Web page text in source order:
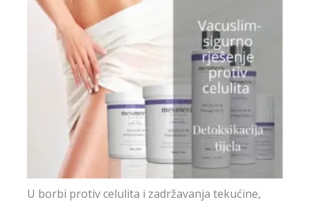
U borbi protiv celulita i zadržavanja tekućine,